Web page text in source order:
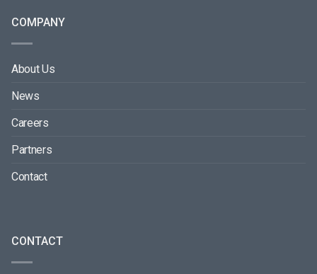
COMPANY
About Us
News
Careers
Partners
Contact
CONTACT